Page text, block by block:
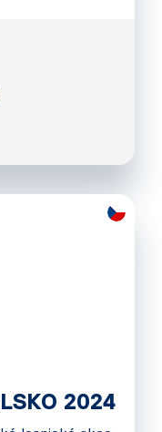
2024